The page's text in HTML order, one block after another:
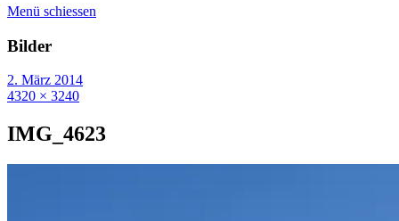
Menü schiessen
Bilder
2. März 2014
4320 × 3240
IMG_4623